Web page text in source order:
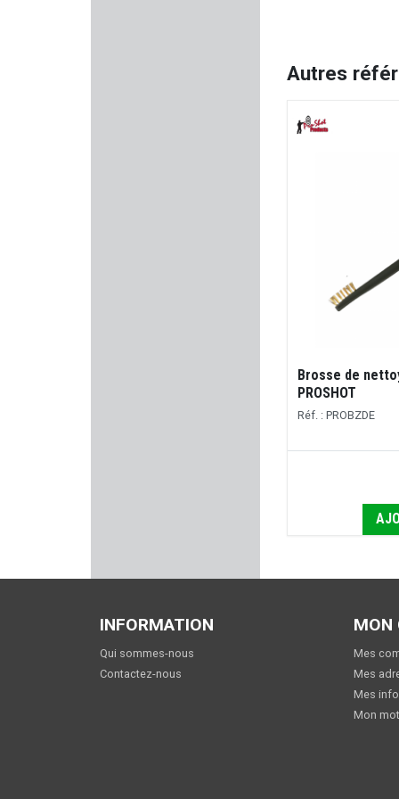
ELLE DEFENDER
BRUGGER & THOMET
Autres
Brosse de
PROSHOT
Réf. : PROBZDE
INFORMATION
Qui sommes-nous
Contactez-nous
MON
Mes
Mes
Mes
Mon